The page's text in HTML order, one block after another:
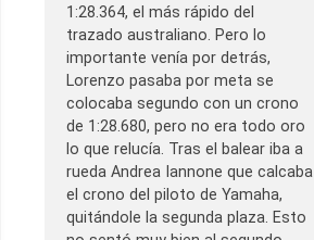
1:28.364, el más rápido del
trazado australiano. Pero lo
importante venía por detrás,
Lorenzo pasaba por meta se
colocaba segundo con un crono
de 1:28.680, pero no era todo oro
lo que relucía. Tras el balear iba a
rueda Andrea Iannone que calcaba
el crono del piloto de Yamaha,
quitándole la segunda plaza. Esto